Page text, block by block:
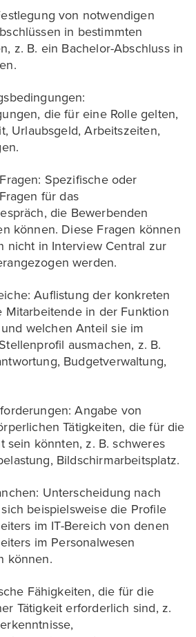
von notwendigen
in bestimmten
z. B. ein Bachelor-Abschluss in
die für eine Rolle gelten,
Urlaubsgeld, Arbeitszeiten,
Spezifische oder
für das
die Bewerbenden
können. Diese Fragen können
nicht in Interview Central zur
werden.
Auflistung der konkreten
Mitarbeitende in der Funktion
welchen Anteil sie im
ausmachen, z. B.
Budgetverwaltung,
Angabe von
Tätigkeiten, die für die
sein könnten, z. B. schweres
Bildschirmarbeitsplatz.
Unterscheidung nach
beispielsweise die Profile
im IT-Bereich von denen
im Personalwesen
können.
Fähigkeiten, die für die
Tätigkeit erforderlich sind, z.